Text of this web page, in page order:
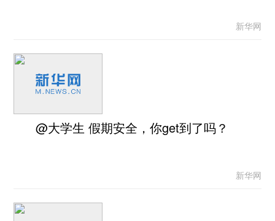
新华网
@大学生 假期安全，你get到了吗？
新华网